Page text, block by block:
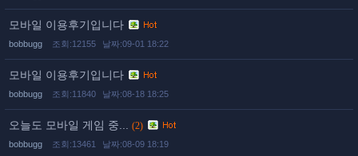
모바일 이용후기입니다
bobbugg 조회:12155 날짜:09-01 18:22
모바일 이용후기입니다
bobbugg 조회:11840 날짜:08-18 18:25
오늘도 모바일 게임 중... (2)
bobbugg 조회:13461 날짜:08-09 18:19